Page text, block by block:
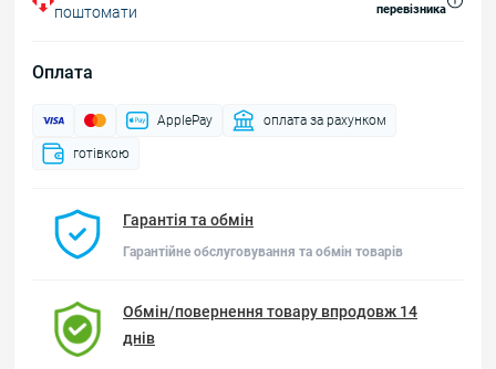
поштомати
перевізника
Оплата
ApplePay оплата за рахунком
готівкою
Гарантія та обмін
Гарантійне обслуговування та обмін товарів
Обмін/повернення товару впродовж 14
днів